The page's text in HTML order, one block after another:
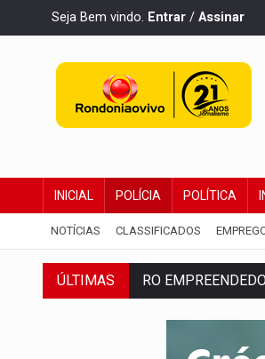
Seja Bem vindo. Entrar / Assinar
INICIAL POLÍCIA POLÍTICA
NOTÍCIAS CLASSIFICADOS
ÚLTIMAS
RO